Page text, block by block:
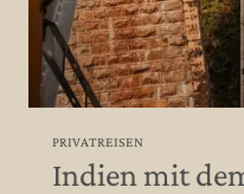
PRIVATREISEN
Indien mit